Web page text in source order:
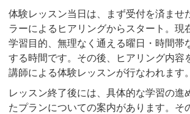
体験レッスン当日は、まず受付を済ませ
ラーによるヒアリングからスタート。現
学習目的、無理なく通える曜日・時間帯
する時間です。その後、ヒアリング内容
講師による体験レッスンが行なわれます。
レッスン終了後には、具体的な学習の進
たプランについての案内があります。そ